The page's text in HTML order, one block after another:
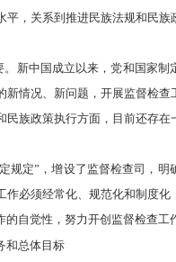
，关系到推进民族法规和民
中国成立以来，党和国家制
情况、新问题，开展监督检查
族政策执行方面，目前还存
定”，增设了监督检查司，明
必须经常化、规范化和制度
自觉性，努力开创监督检查工
和总体目标